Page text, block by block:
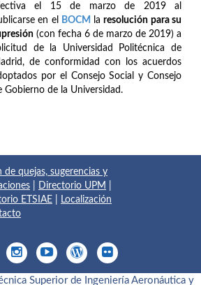
el 15 de marzo de 2019 al
en el
BOCM laresolución para su
(con fecha 6 de marzo de 2019) a
de la Universidad Politécnica de
de conformidad con los acuerdos
por el Consejo Social y Consejo
Gobierno de la Universidad.
de quejas, sugerencias y
Directorio UPM
ETSIAE
Localización
Superior de Ingeniería Aeronáutica y